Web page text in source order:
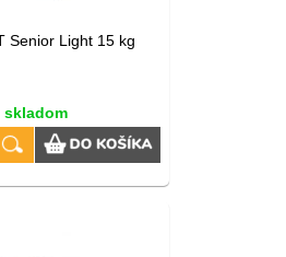
Senior Light 15 kg
skladom